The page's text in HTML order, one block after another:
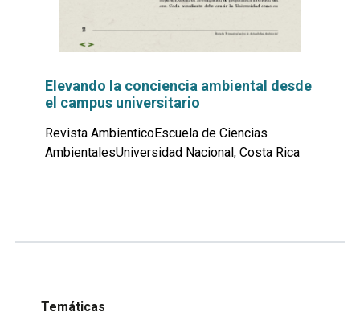
Elevando la conciencia ambiental desde
el campus universitario
Revista AmbienticoEscuela de Ciencias
AmbientalesUniversidad Nacional, Costa Rica
Temáticas